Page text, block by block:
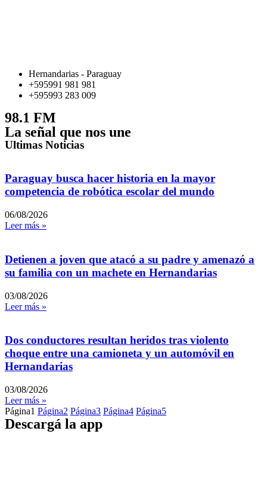
Hernandarias - Paraguay
+595991 981 981
+595993 283 009
98.1 FM
La señal que nos une
Ultimas Noticias
Paraguay busca hacer historia en la mayor
competencia de robótica escolar del mundo
06/08/2026
Leer más »
Detienen a joven que atacó a su padre y amenazó a
su familia con un machete en Hernandarias
03/08/2026
Leer más »
Dos conductores resultan heridos tras violento
choque entre una camioneta y un automóvil en
Hernandarias
03/08/2026
Leer más »
Página1 Página2 Página3 Página4 Página5
Descargá la app